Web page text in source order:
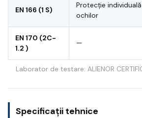
EN 166 (1 S)
Protecție
ochilor
EN 170 (2C-
1.2 )
—
Laborator de testare: ALIENOR
Specificații tehnice